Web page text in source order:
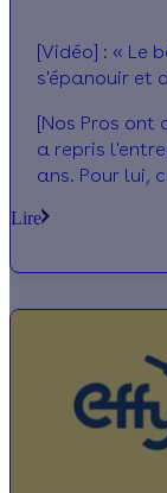
[Vidéo] : « Le
s'épanouir et
[Nos Pros ont
a repris
ans. Pour lui,
transmettre
Lire